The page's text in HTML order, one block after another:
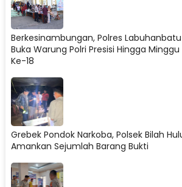
Berkesinambungan, Polres Labuhanbatu
Buka Warung Polri Presisi Hingga Minggu
Ke-18
Grebek Pondok Narkoba, Polsek Bilah
Amankan Sejumlah Barang Bukti